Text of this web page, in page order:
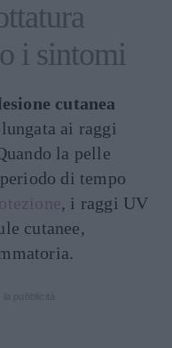
i sintomi
cutanea
ai raggi
la pelle
di tempo
, i raggi UV
cutanee,